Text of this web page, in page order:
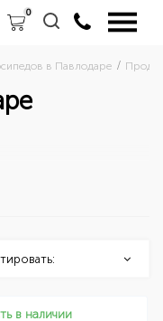
0
в Павлодаре
в наличии